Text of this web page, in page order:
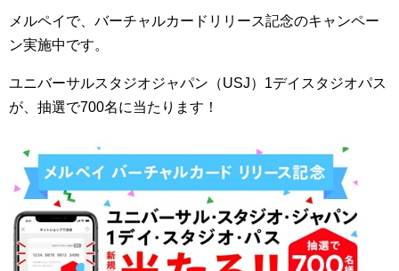
メルペイで、バーチャルカードリリース記念のキャンペー
ン実施中です。
ユニバーサルスタジオジャパン（USJ）1デイスタジオパス
が、抽選で700名に当たります！